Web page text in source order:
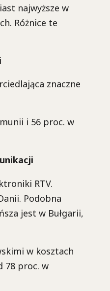
najwyższe w
Różnice te
znaczne
i 56 proc. w
RTV.
Podobna
jest w Bułgarii,
w kosztach
78 proc. w